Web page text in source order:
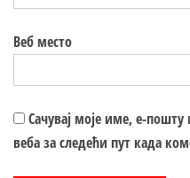
Веб место
Сачувај моје име, е-
веба за следећи пут када